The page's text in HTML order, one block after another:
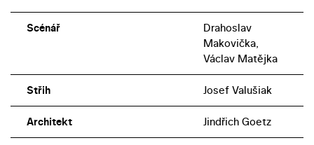
Scénář
Drahoslav
Makovička,
Václav Matějka
Střih Josef Valušiak
Architekt Jindřich Goetz